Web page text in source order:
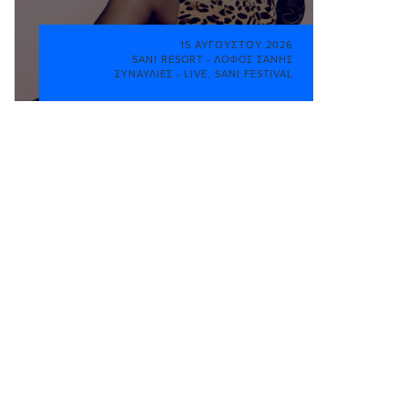
15 ΑΥΓΟΎΣΤΟΥ 2026
SANI RESORT - ΛΌΦΟΣ ΣΆΝΗΣ
ΣΥΝΑΥΛΊΕΣ - LIVE
SANI FESTIVAL